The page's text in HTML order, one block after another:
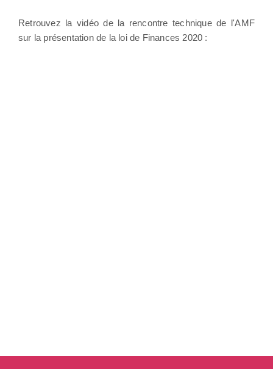
Retrouvez la vidéo de la rencontre technique de l'AMF
sur la présentation de la loi de Finances 2020 :